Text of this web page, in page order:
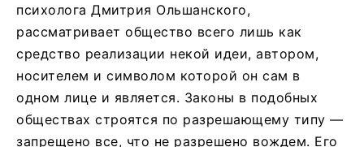
психолога Дмитрия Ольшанского,
рассматривает общество всего лишь как
средство реализации некой идеи, автором,
носителем и символом которой он сам в
одном лице и является. Законы в подобных
обществах строятся по разрешающему типу —
запрещено все, что не разрешено вождем. Его